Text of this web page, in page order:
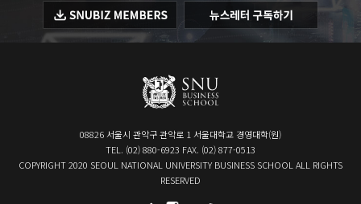
08826 서울시 관악구 관악로 1 서울대학교 경영대학(원)
TEL. (02) 880-6923 FAX. (02) 877-0513
COPYRIGHT 2020 SEOUL NATIONAL UNIVERSITY BUSINESS SCHOOL ALL RIGHTS
RESERVED